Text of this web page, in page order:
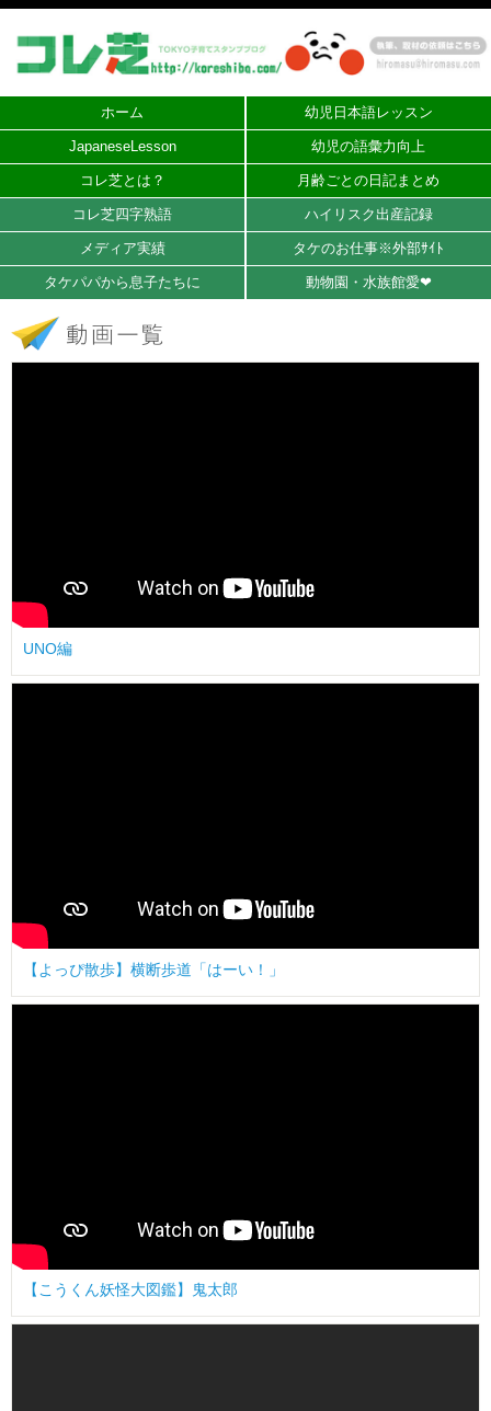
ホーム 幼児日本語レッスン
JapaneseLesson 幼児の語彙力向上
コレ芝とは？ 月齢ごとの日記まとめ
コレ芝四字熟語 ハイリスク出産記録
メディア実績 タケのお仕事※外部ｻｲﾄ
タケパパから息子たちに 動物園・水族館愛❤︎
UNO編
【よっぴ散歩】横断歩道「はーい！」
【こうくん妖怪大図鑑】鬼太郎